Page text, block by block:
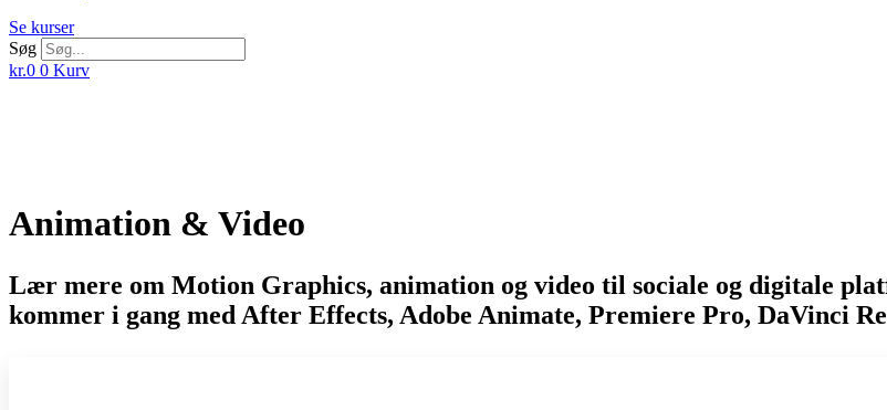
Se kurser
Søg
kr.0 0 Kurv
Animation & Video
Lær mere om Motion Graphics, animation og video til sociale og digitale
kommer i gang med After Effects, Adobe Animate, Premiere Pro, DaVinci